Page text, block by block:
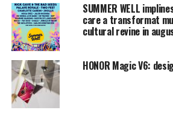
Florea nu a precizat foarte clar
ARTICOLE PE ACEIASI TEMA:
URMATORUL
INCENDIAR! Vezi la ce sume URIAȘE
valoroși jucători de fotbal din lume |
SUMMER WELL
care a transformat
cultural revine in
HONOR Magic V6: